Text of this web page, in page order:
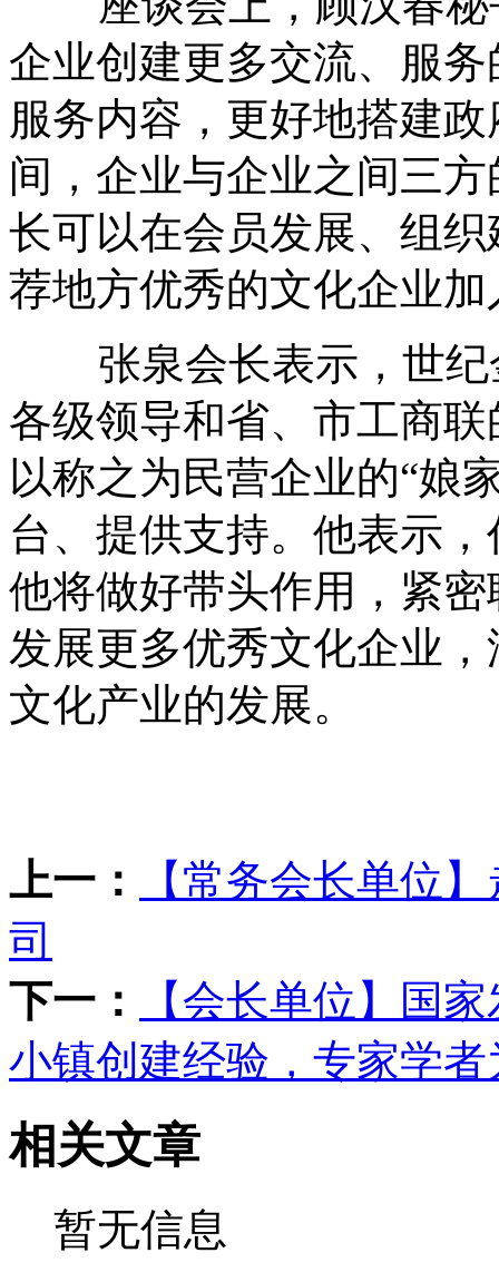
企业创建更多交流、服
服务内容，更好地搭建
间，企业与企业之间三
长可以在会员发展、组
荐地方优秀的文化企业
张泉会长表示，世纪
各级领导和省、市工商
以称之为民营企业的“娘
台、提供支持。他表示
他将做好带头作用，紧
发展更多优秀文化企业
文化产业的发展。
上一：
【常务会长单位
司
下一：
【会长单位】国
小镇创建经验，专家学
相关文章
暂无信息